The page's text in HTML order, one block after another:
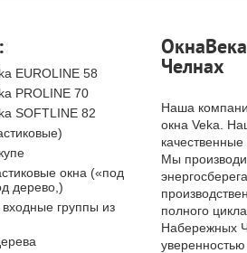
EUROLINE 58
PROLINE 70
SOFTLINE 82
окна («под
дерево,)
группы из
Челнах
Наша
окна Veka.
Мы
полного
Набережных
уверенностью